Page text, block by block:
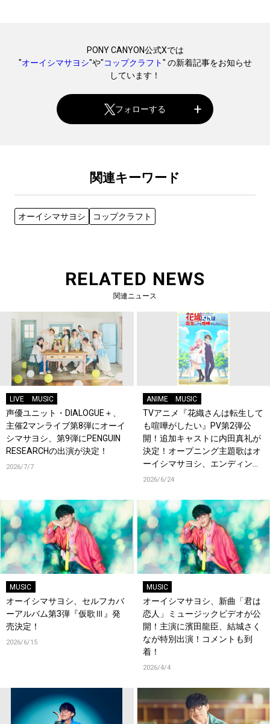
PONY CANYON公式Xでは
"オーイシマサヨシ"や"コップクラフト" の新着記事をお知らせ
しています！
フォローする
関連キーワード
オーイシマサヨシ コップクラフト
RELATED NEWS
関連ニュース
LIVE MUSIC
声優ユニット・DIALOGUE＋、
主催2マンライブ第8弾にオーイ
シマサヨシ、第9弾にPENGUIN
RESEARCHの出演が決定！
2026/7/7
ANIME MUSIC
TVアニメ『花織さんは転生して
も喧嘩がしたい』PV第2弾公
開！追加キャストに内田真礼が
決定！オープニング主題歌はオ
ーイシマサヨシ、エンディング
主題歌は内田真礼が担当！
2026/6/24
MUSIC
オーイシマサヨシ、セルフカバ
ーアルバム第3弾『仮歌Ⅲ』発
売決定！
2026/6/15
MUSIC
オーイシマサヨシ、新曲「君は
恋人」ミュージックビデオが公
開！主演に濱田龍臣、結城さく
なが特別出演！コメントも到
着！
2026/4/4